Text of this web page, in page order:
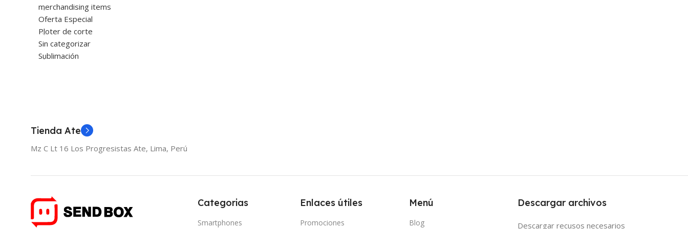
merchandising items
Oferta Especial
Ploter de corte
Sin categorizar
Sublimación
Tienda Ate
Mz C Lt 16 Los Progresistas Ate, Lima, Perú
Categorias
Smartphones
Enlaces útiles
Promociones
Menú
Blog
Descargar archivos
Descargar recusos necesarios